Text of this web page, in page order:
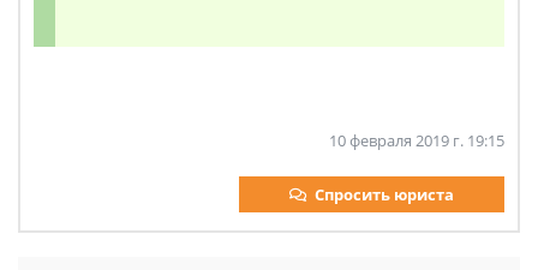
10 февраля 2019 г. 19:15
Спросить юриста